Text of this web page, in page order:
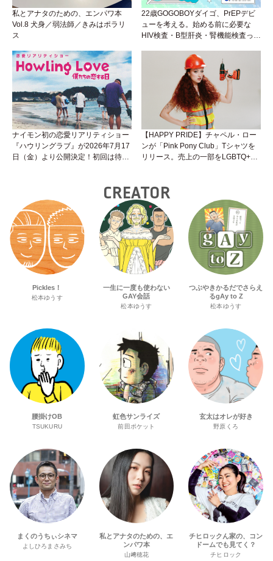
私とアナタのための、エンパワ本
Vol.8 犬身／弱法師／きみはポラリ
ス
22歳GOGOBOYダイゴ、PrEPデビ
ューを考える。始める前に必要な
HIV検査・B型肝炎・腎機能検査っ
性トーク～聞きにくいことは小堀先
生に聞けばイイ！（Vol.25）
ナイモン初の恋愛リアリティショー
『ハウリングラブ』が2026年7月17
日（金）より公開決定！初回は待望
【HAPPY PRIDE】チャペル・ロー
ンが「Pink Pony Club」Tシャツを
リリース。売上の一部をLGBTQ+＆
CREATOR
Pickles！
松本ゆうす
一生に一度も使わない
GAY会話
松本ゆうす
つぶやきかるだでさらえ
るgAy to Z
松本ゆうす
腰掛けOB
TSUKURU
虹色サンライズ
前田ポケット
玄太はオレが好き
野原くろ
まくのうちぃシネマ
よしひろまさみち
私とアナタのための、エ
ンパワ本
山﨑穂花
チヒロックん家の、コン
ドームでも見てく？
チヒロック